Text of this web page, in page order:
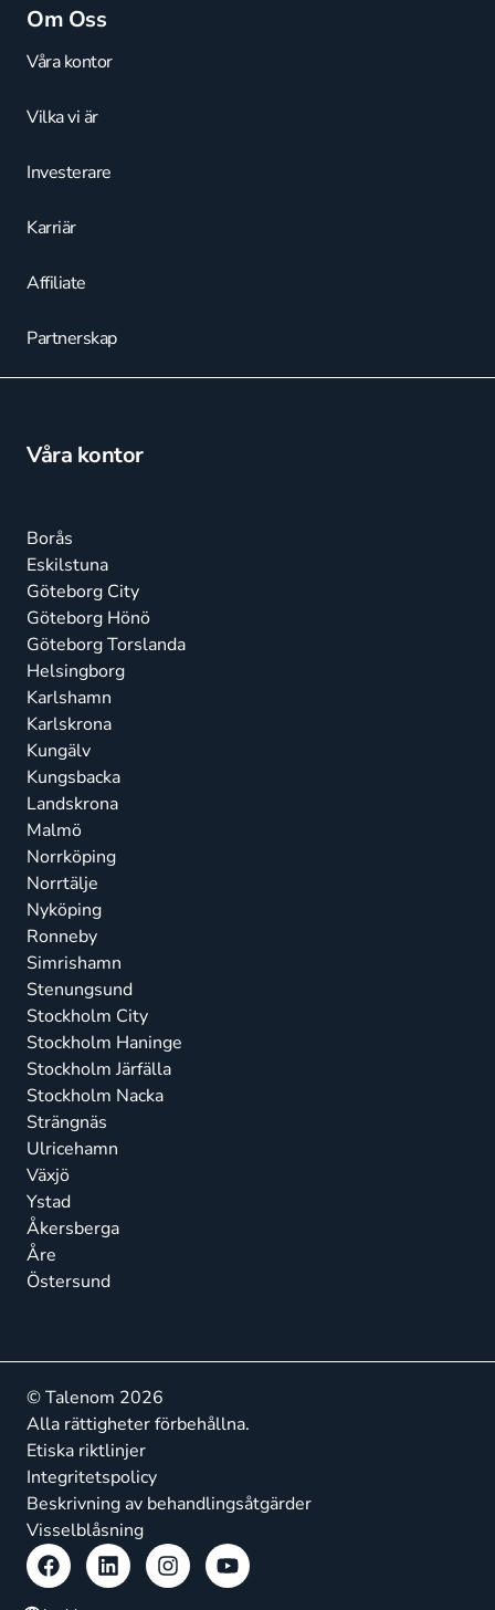
Om Oss
Våra kontor
Vilka vi är
Investerare
Karriär
Affiliate
Partnerskap
Våra kontor
Borås
Eskilstuna
Göteborg City
Göteborg Hönö
Göteborg Torslanda
Helsingborg
Karlshamn
Karlskrona
Kungälv
Kungsbacka
Landskrona
Malmö
Norrköping
Norrtälje
Nyköping
Ronneby
Simrishamn
Stenungsund
Stockholm City
Stockholm Haninge
Stockholm Järfälla
Stockholm Nacka
Strängnäs
Ulricehamn
Växjö
Ystad
Åkersberga
Åre
Östersund
© Talenom 2026
Alla rättigheter förbehållna.
Etiska riktlinjer
Integritetspolicy
Beskrivning av behandlingsåtgärder
Visselblåsning